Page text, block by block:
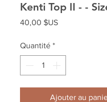
Kenti Top II - -
40,00 $USPrix
Quantité *
Ajouter au